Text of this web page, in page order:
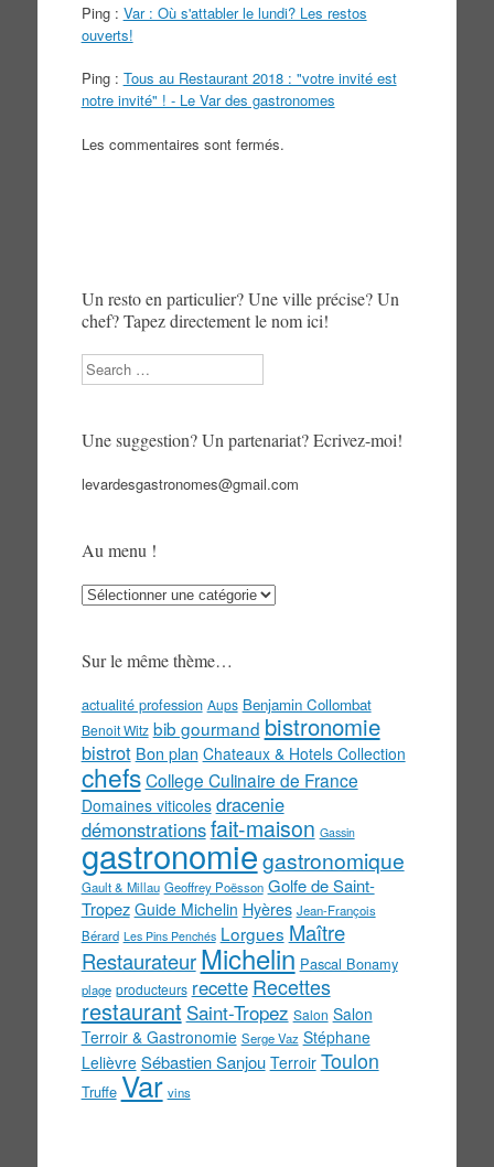
Ping : Var : Où s'attabler le lundi? Les restos
ouverts!
Ping : Tous au Restaurant 2018 : "votre invité est
notre invité" ! - Le Var des gastronomes
Les commentaires sont fermés.
Un resto en particulier? Une ville précise? Un
chef? Tapez directement le nom ici!
Search
Une suggestion? Un partenariat? Ecrivez-moi!
levardesgastronomes@gmail.com
Au menu !
Au
Sur le même thème…
actualité profession Aups Benjamin Collombat
Benoit Witz bib gourmand bistronomie
bistrot Bon plan Chateaux & Hotels Collection
chefs College Culinaire de France
Domaines viticoles dracenie
démonstrationsfait-maison Gassin
gastronomiegastronomique
Gault & Millau Geoffrey Poësson Golfe de Saint-
Tropez Guide Michelin Hyères Jean-François
Bérard Les Pins Penchés Lorgues Maître
Restaurateur Michelin Pascal Bonamy
plage producteurs recette Recettes
restaurant Saint-Tropez Salon Salon
Terroir & Gastronomie Serge Vaz Stéphane
Lelièvre Sébastien Sanjou Terroir Toulon
Truffe Var vins